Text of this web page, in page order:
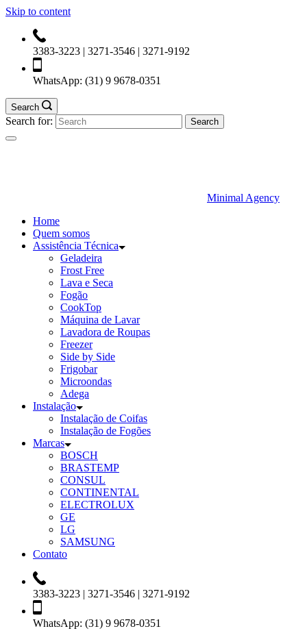
Skip to content
3383-3223 | 3271-3546 | 3271-9192
WhatsApp: (31) 9 9678-0351
Search
Search for:
Minimal Agency
Home
Quem somos
Assistência Técnica
Geladeira
Frost Free
Lava e Seca
Fogão
CookTop
Máquina de Lavar
Lavadora de Roupas
Freezer
Side by Side
Frigobar
Microondas
Adega
Instalação
Instalação de Coifas
Instalação de Fogões
Marcas
BOSCH
BRASTEMP
CONSUL
CONTINENTAL
ELECTROLUX
GE
LG
SAMSUNG
Contato
3383-3223 | 3271-3546 | 3271-9192
WhatsApp: (31) 9 9678-0351